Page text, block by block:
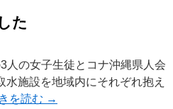
た
人の女子生徒とコナ沖縄県人会
施設を地域内にそれぞれ抱え
を読む →